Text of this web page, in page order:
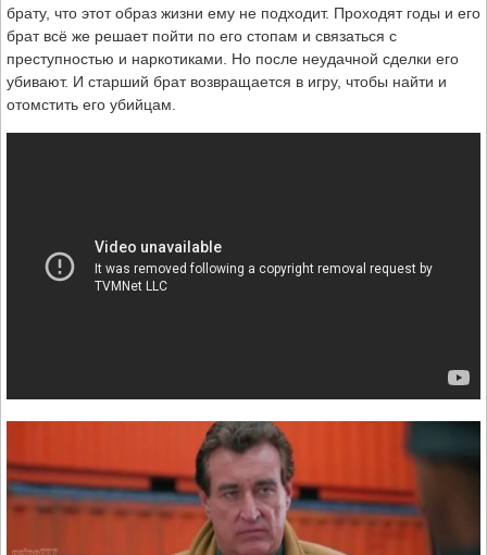
брату, что этот образ жизни ему не подходит. Проходят годы и его
брат всё же решает пойти по его стопам и связаться с
преступностью и наркотиками. Но после неудачной сделки его
убивают. И старший брат возвращается в игру, чтобы найти и
отомстить его убийцам.